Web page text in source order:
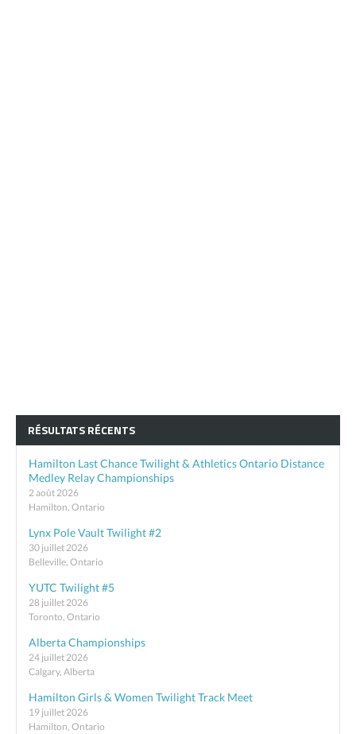
RÉSULTATS RÉCENTS
Hamilton Last Chance Twilight & Athletics Ontario Distance
Medley Relay Championships
2 août 2026
Hamilton, Ontario
Lynx Pole Vault Twilight #2
30 juillet 2026
Belleville, Ontario
YUTC Twilight #5
28 juillet 2026
Toronto, Ontario
Alberta Championships
24 juillet 2026
Calgary, Alberta
Hamilton Girls & Women Twilight Track Meet
19 juillet 2026
Hamilton, Ontario